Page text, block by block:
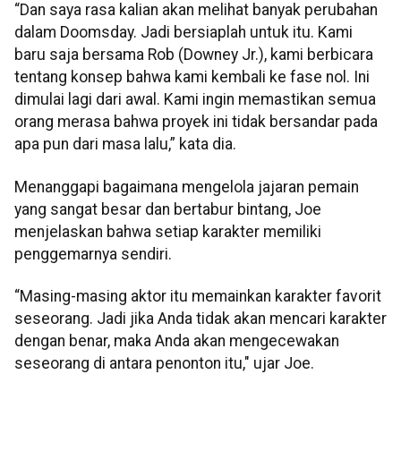
“Dan saya rasa kalian akan melihat banyak perubahan
dalam Doomsday. Jadi bersiaplah untuk itu. Kami
baru saja bersama Rob (Downey Jr.), kami berbicara
tentang konsep bahwa kami kembali ke fase nol. Ini
dimulai lagi dari awal. Kami ingin memastikan semua
orang merasa bahwa proyek ini tidak bersandar pada
apa pun dari masa lalu,” kata dia.
Menanggapi bagaimana mengelola jajaran pemain
yang sangat besar dan bertabur bintang, Joe
menjelaskan bahwa setiap karakter memiliki
penggemarnya sendiri.
“Masing-masing aktor itu memainkan karakter favorit
seseorang. Jadi jika Anda tidak akan mencari karakter
dengan benar, maka Anda akan mengecewakan
seseorang di antara penonton itu," ujar Joe.